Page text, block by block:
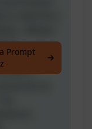
„Mi egy
a
Prompt